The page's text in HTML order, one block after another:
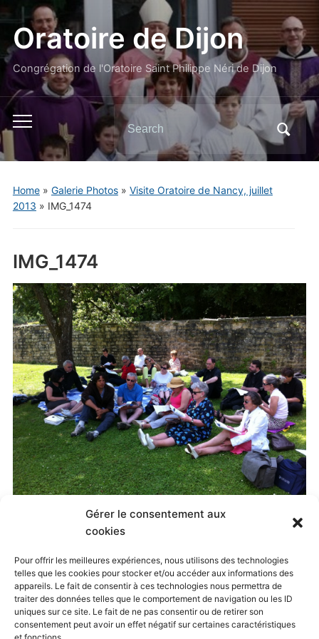
Gérer le consentement aux
cookies
Pour offrir les meilleures expériences, nous utilisons des technologies
telles que les cookies pour stocker et/ou accéder aux informations des
appareils. Le fait de consentir à ces technologies nous permettra de
traiter des données telles que le comportement de navigation ou les ID
uniques sur ce site. Le fait de ne pas consentir ou de retirer son
consentement peut avoir un effet négatif sur certaines caractéristiques
Oratoire de Dijon
Congrégation de l'Oratoire Saint Philippe Néri de Dijon
Toggle
mobile
menu
Search
for:
Home» Galerie Photos» Visite Oratoire de Nancy, juillet
2013 » IMG_1474
IMG_1474
11 octobre 2014
Visite Oratoire de Nancy, juillet 2013. Both comments
and trackbacks are currently closed.
← Previous